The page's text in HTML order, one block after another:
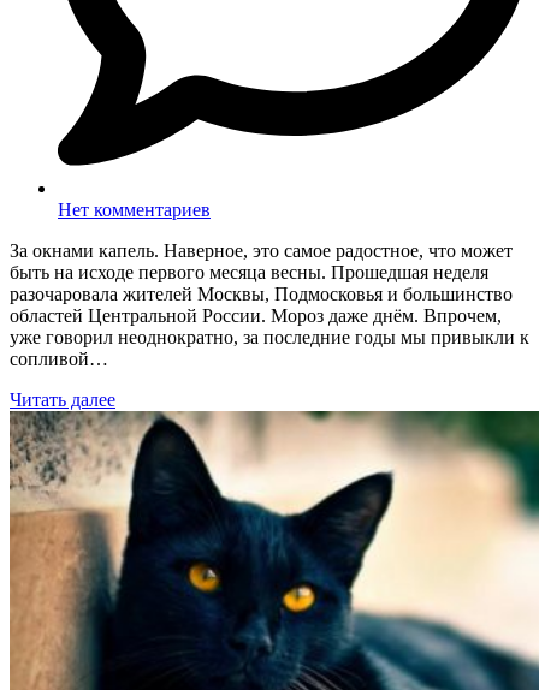
Нет комментариев
За окнами капель. Наверное, это самое радостное, что может
быть на исходе первого месяца весны. Прошедшая неделя
разочаровала жителей Москвы, Подмосковья и большинство
областей Центральной России. Мороз даже днём. Впрочем,
уже говорил неоднократно, за последние годы мы привыкли к
сопливой…
Читать далее